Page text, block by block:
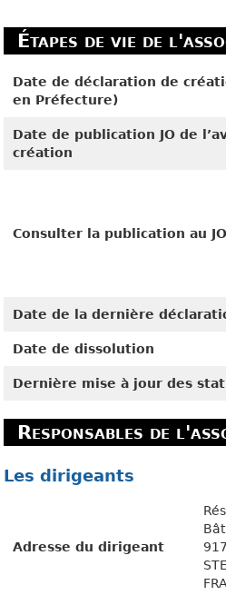
Étapes de vie de
Date de déclaration de
en Préfecture)
Date de publication JO de
création
Consulter la publication au JO
Date de la dernière
Date de dissolution
Dernière mise à jour des
Responsables de
Les dirigeants
Adresse du dirigeant